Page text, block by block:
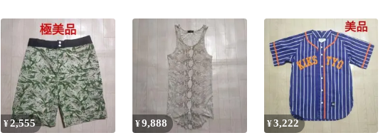
¥2,555 ¥9,888 ¥3,222